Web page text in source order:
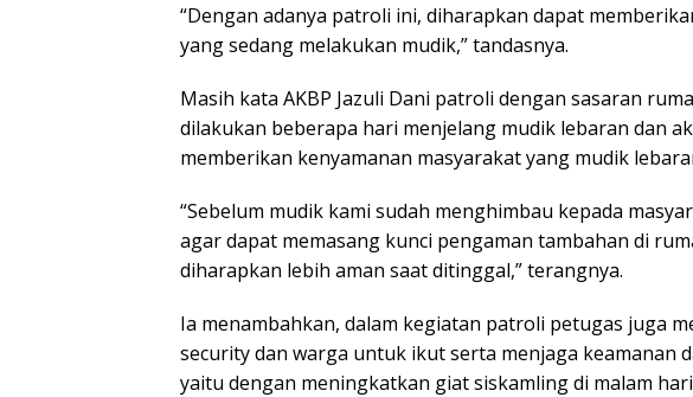
“Dengan adanya patroli ini, diharapkan dapat
yang sedang melakukan mudik,” tandasnya.
Masih kata AKBP Jazuli Dani patroli dengan sasaran
dilakukan beberapa hari menjelang mudik lebaran dan
memberikan kenyamanan masyarakat yang mudik
“Sebelum mudik kami sudah menghimbau kepada
agar dapat memasang kunci pengaman tambahan di
diharapkan lebih aman saat ditinggal,” terangnya.
Ia menambahkan, dalam kegiatan patroli petugas juga
security dan warga untuk ikut serta menjaga keamanan
yaitu dengan meningkatkan giat siskamling di malam